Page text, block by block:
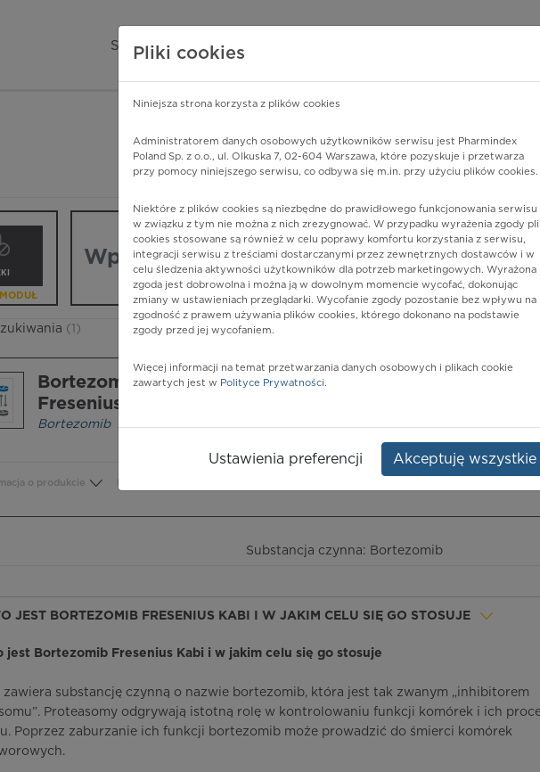
wiedzy o lekach
SERWISY PHARMINDEX
Pharmindex
lider wiedzy o lekach
Wpisz nazwę lub substancję czynną
(1)
Bortezomib
Fresenius Kabi
Bortezomib
Postać:proszek do sporz. roztw.
o produkcie
Substancja czynna: Bortezomib
JEST BORTEZOMIB FRESENIUS KABI I W JAKIM CELU SIĘ GO STOSUJE
jest Bortezomib Fresenius Kabi i w jakim celu się go stosuje
zawiera substancję czynną o nazwie bortezomib, która jest tak zwanym „inhibitorem
Proteasomy odgrywają istotną rolę w kontrolowaniu funkcji komórek i ich
Poprzez zaburzanie ich funkcji bortezomib może prowadzić do śmierci komórek
Pliki cookies
Niniejsza strona korzysta z plików cookies
Administratorem danych osobowych użytkowników serwisu jest Pharmindex
Poland Sp. z o.o., ul. Olkuska 7, 02-604 Warszawa, które pozyskuje i przetwarza
przy pomocy niniejszego serwisu, co odbywa się m.in. przy użyciu plików cookies.
Niektóre z plików cookies są niezbędne do prawidłowego funkcjonowania serwisu
w związku z tym nie można z nich zrezygnować. W przypadku wyrażenia zgody
cookies stosowane są również w celu poprawy komfortu korzystania z serwisu,
integracji serwisu z treściami dostarczanymi przez zewnętrznych dostawców i w
celu śledzenia aktywności użytkowników dla potrzeb marketingowych. Wyrażona
zgoda jest dobrowolna i można ją w dowolnym momencie wycofać, dokonując
zmiany w ustawieniach przeglądarki. Wycofanie zgody pozostanie bez wpływu na
zgodność z prawem używania plików cookies, którego dokonano na podstawie
zgody przed jej wycofaniem.
Więcej informacji na temat przetwarzania danych osobowych i plikach cookie
zawartych jest w Polityce Prywatności.
Ustawienia preferencji Akceptuję wszystkie